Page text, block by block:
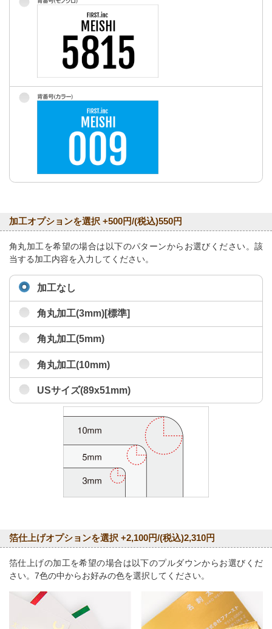
加工オプションを選択 +500円/(税込)550円
角丸加工を希望の場合は以下のパターンからお選びください。該
当する加工内容を入力してください。
加工なし
角丸加工(3mm)[標準]
角丸加工(5mm)
角丸加工(10mm)
USサイズ(89x51mm)
箔仕上げオプションを選択 +2,100円/(税込)2,310円
箔仕上げの加工を希望の場合は以下のプルダウンからお選びくだ
さい。7色の中からお好みの色を選択してください。